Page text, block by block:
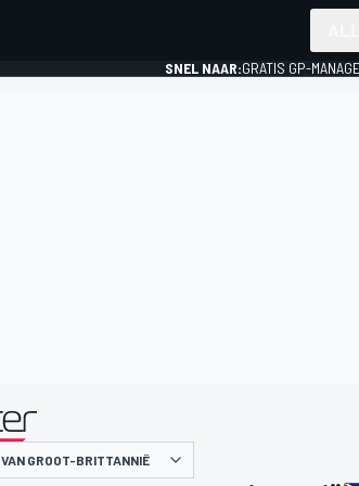
SNEL NAAR:GRATIS GP-
gepresenteerd door
VAN GROOT-BRITTANNIË